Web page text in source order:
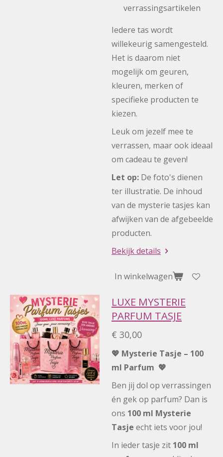
verrassingsartikelen
Iedere tas wordt
willekeurig samengesteld.
Het is daarom niet
mogelijk om geuren,
kleuren, merken of
specifieke producten te
kiezen.
Leuk om jezelf mee te
verrassen, maar ook ideaal
om cadeau te geven!
Let op: De foto's dienen
ter illustratie. De inhoud
van de mysterie tasjes kan
afwijken van de afgebeelde
producten.
Bekijk details
In winkelwagen
LUXE MYSTERIE
PARFUM TASJE
€ 30,00
💖 Mysterie Tasje – 100
ml Parfum 💖
Ben jij dol op verrassingen
én gek op parfum? Dan is
ons 100 ml Mysterie
Tasje echt iets voor jou!
In ieder tasje zit 100 ml